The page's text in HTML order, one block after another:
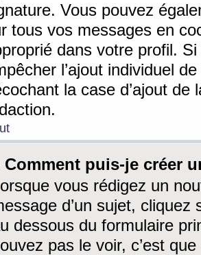
Vous pouvez
tous vos messages en
dans votre profil.
l’ajout individuel
la case d’ajout
Comment puis-je créer
vous rédigez un
d’un sujet, cliquez
dessous du formulaire
pas le voir, c’est